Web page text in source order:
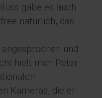
gäbe es auch
natürlich, das
und
hielt man Peter
Kameras, die er